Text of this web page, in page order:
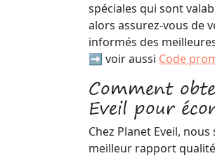
spéciales qui sont
alors assurez-vous de
informés des
➡️ voir aussi Code
Comment
Eveil pour
Chez Planet Eveil,
meilleur rapport